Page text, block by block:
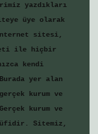
yazdıkları
üye olarak
sitesi,
ile hiçbir
kendi
yer alan
kurum ve
kurum ve
Sitemiz,